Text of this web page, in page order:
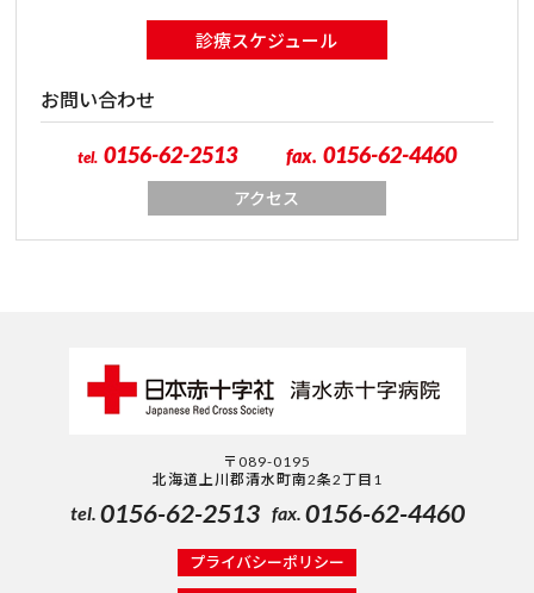
診療スケジュール
お問い合わせ
tel. 0156-62-2513 fax. 0156-62-4460
アクセス
〒089-0195
北海道上川郡清水町南2条2丁目1
tel. 0156-62-2513 fax. 0156-62-4460
プライバシーポリシー